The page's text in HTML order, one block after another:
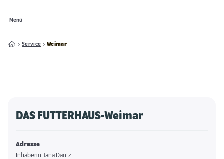
Menü
Service Weimar
DAS FUTTERHAUS-Weimar
Adresse
Inhaberin: Jana Dantz